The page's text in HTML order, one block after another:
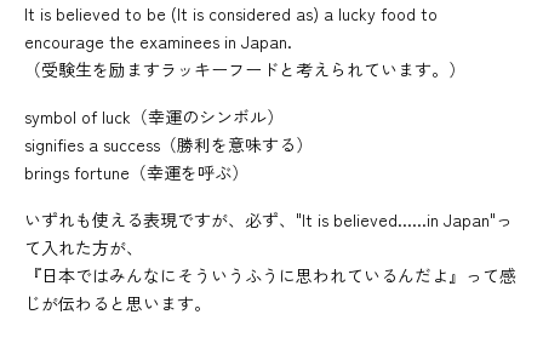
It is believed to be (It is considered as) a lucky food to
encourage the examinees in Japan.
（受験生を励ますラッキーフードと考えられています。）
symbol of luck（幸運のシンボル）
signifies a success（勝利を意味する）
brings fortune（幸運を呼ぶ）
いずれも使える表現ですが、必ず、"It is believed......in Japan"っ
て入れた方が、
『日本ではみんなにそういうふうに思われているんだよ』って感
じが伝わると思います。